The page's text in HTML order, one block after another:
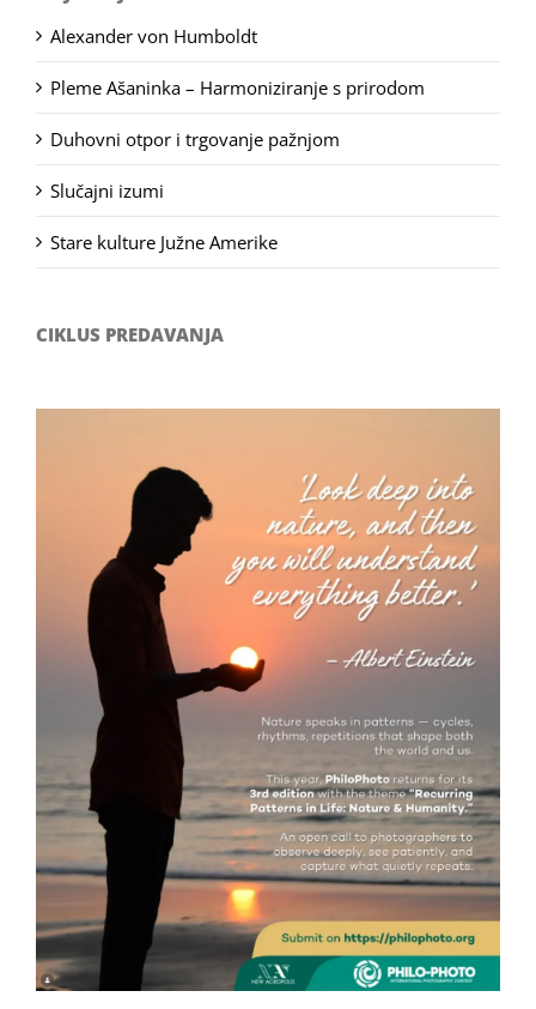
Alexander von Humboldt
Pleme Ašaninka – Harmoniziranje s prirodom
Duhovni otpor i trgovanje pažnjom
Slučajni izumi
Stare kulture Južne Amerike
CIKLUS PREDAVANJA